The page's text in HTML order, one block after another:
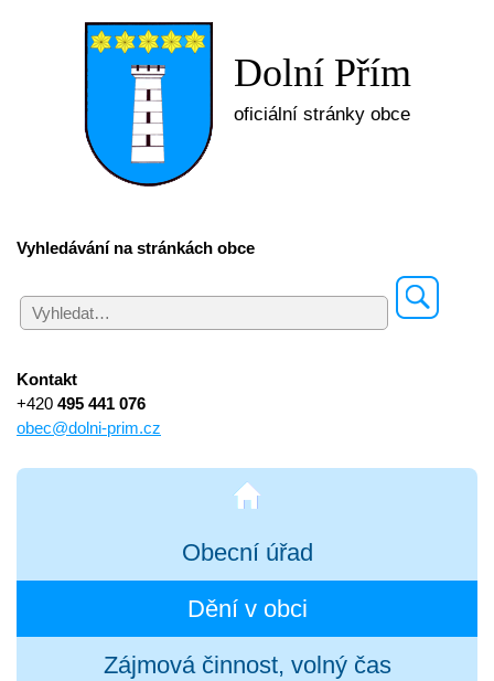
Dolní Přím
oficiální stránky obce
Vyhledávání na stránkách obce
Kontakt
+420 495 441 076
obec@dolni-prim.cz
Obecní úřad
Dění v obci
Zájmová činnost, volný čas